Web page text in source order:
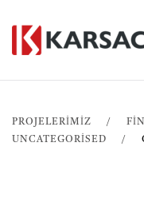
PROJELERİMİZ
UNCATEGORISED